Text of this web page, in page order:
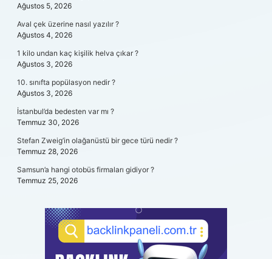
Ağustos 5, 2026
Aval çek üzerine nasıl yazılır ?
Ağustos 4, 2026
1 kilo undan kaç kişilik helva çıkar ?
Ağustos 3, 2026
10. sınıfta popülasyon nedir ?
Ağustos 3, 2026
İstanbul’da bedesten var mı ?
Temmuz 30, 2026
Stefan Zweig’in olağanüstü bir gece türü nedir ?
Temmuz 28, 2026
Samsun’a hangi otobüs firmaları gidiyor ?
Temmuz 25, 2026